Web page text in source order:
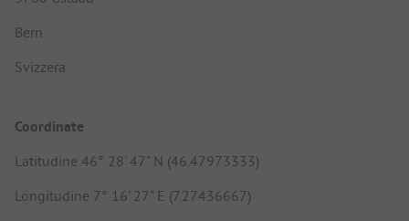
Bern
Svizzera
Coordinate
Latitudine 46° 28' 47" N (46.47973333)
Longitudine 7° 16' 27" E (7.27436667)